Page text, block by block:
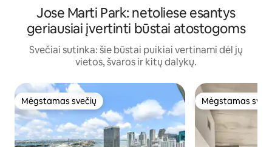
Jose Marti Park: netoliese esantys
geriausiai įvertinti būstai atostogoms
Svečiai sutinka: šie būstai puikiai vertinami dėl jų
vietos, švaros ir kitų dalykų.
Mėgstamas svečių
Mėgstamas svečių Mėgstamas
Mėgstamas